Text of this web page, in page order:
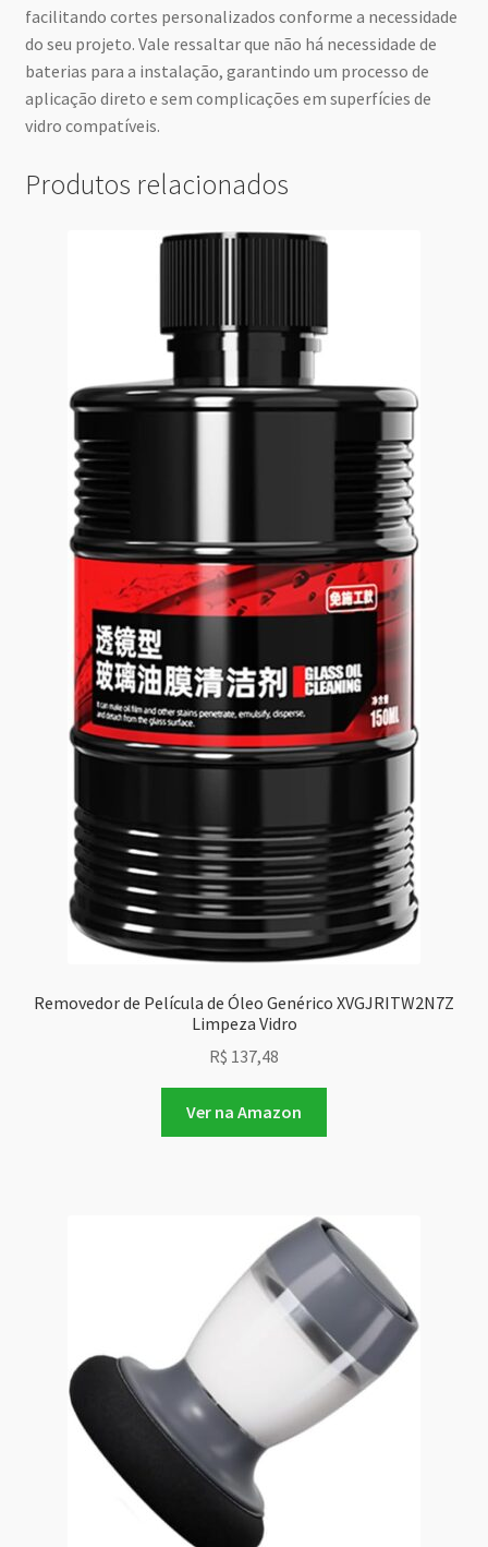
facilitando cortes personalizados conforme a necessidade
do seu projeto. Vale ressaltar que não há necessidade de
baterias para a instalação, garantindo um processo de
aplicação direto e sem complicações em superfícies de
vidro compatíveis.
Produtos relacionados
Removedor de Película de Óleo Genérico XVGJRITW2N7Z
Limpeza Vidro
R$ 137,48
Ver na Amazon